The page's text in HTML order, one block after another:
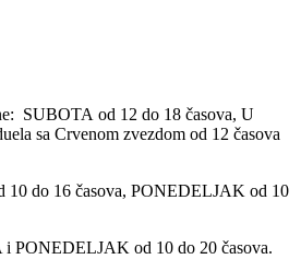
SUBOTA od 12 do 18 časova, U
sa Crvenom zvezdom od 12 časova
10 do 16 časova, PONEDELJAK od 10
PONEDELJAK od 10 do 20 časova.